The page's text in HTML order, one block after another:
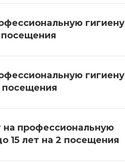
гигиену
посещения
гигиену
посещения
профессиональную
15 лет на 2 посещения